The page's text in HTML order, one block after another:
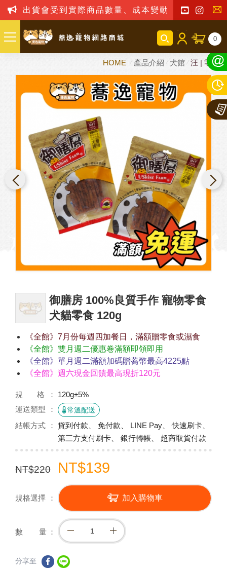
出貨會受到實際商品數量、成本變動之影響，我司
聯
我
們
0
HOME 產品介紹 犬館 汪 | 零嘴
御膳房 100%良質手作 寵物零食
犬貓零食 120g
《全館》7月份每週四加餐日，滿額贈零食或濕食
《全館》雙月週二優惠卷滿額即領即用
《全館》單月週二滿額加碼贈蕎幣最高4225點
《全館》週六現金回饋最高現折120元
規 格
120g±5%
運送類型
常溫配送
結帳方式
貨到付款、 免付款、 LINE Pay、 快速刷卡、
第三方支付刷卡、 銀行轉帳、 超商取貨付款
NT$220 NT$139
規格選擇 加入購物車
數 量
分享至